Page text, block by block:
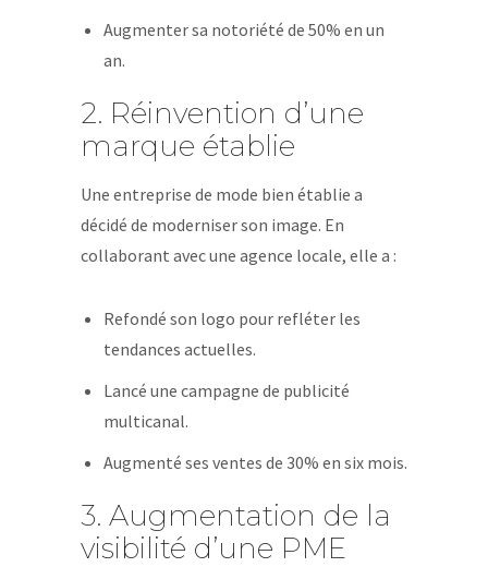
Augmenter sa notoriété de 50% en un
an.
2. Réinvention d’une
marque établie
Une entreprise de mode bien établie a
décidé de moderniser son image. En
collaborant avec une agence locale, elle a :
Refondé son logo pour refléter les
tendances actuelles.
Lancé une campagne de publicité
multicanal.
Augmenté ses ventes de 30% en six mois.
3. Augmentation de la
visibilité d’une PME